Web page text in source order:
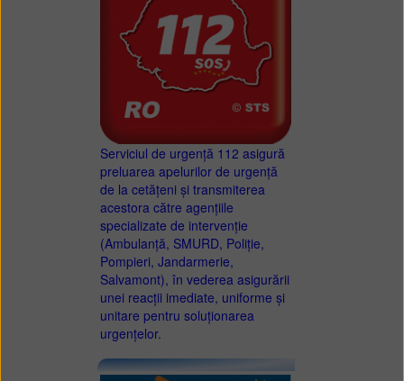
Serviciul de urgență 112 asigură
preluarea apelurilor de urgență
de la cetățeni și transmiterea
acestora către agențiile
specializate de intervenție
(Ambulanță, SMURD, Poliție,
Pompieri, Jandarmerie,
Salvamont), în vederea asigurării
unei reacții imediate, uniforme și
unitare pentru soluționarea
urgențelor.